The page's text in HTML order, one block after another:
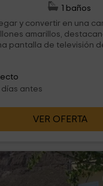
1 baños
y convertir en una
amarillos,
pantalla de televisión
antes
VER OFERTA